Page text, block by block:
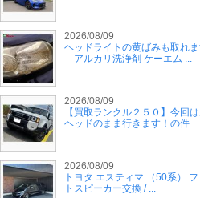
2026/08/09
ヘッドライトの黄ばみも取れま
アルカリ洗浄剤 ケーエム ...
2026/08/09
【買取ランクル２５０】今回は
ヘッドのまま行きます！の件
2026/08/09
トヨタ エスティマ （50系）
トスピーカー交換 / ...